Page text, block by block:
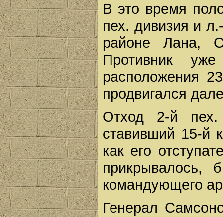
В это время
пех. дивизия и
районе Лана,
Противник
расположения
продвигался
Отход 2-й
ставивший 15-й
как его
прикрывалось,
командующего
Генерал